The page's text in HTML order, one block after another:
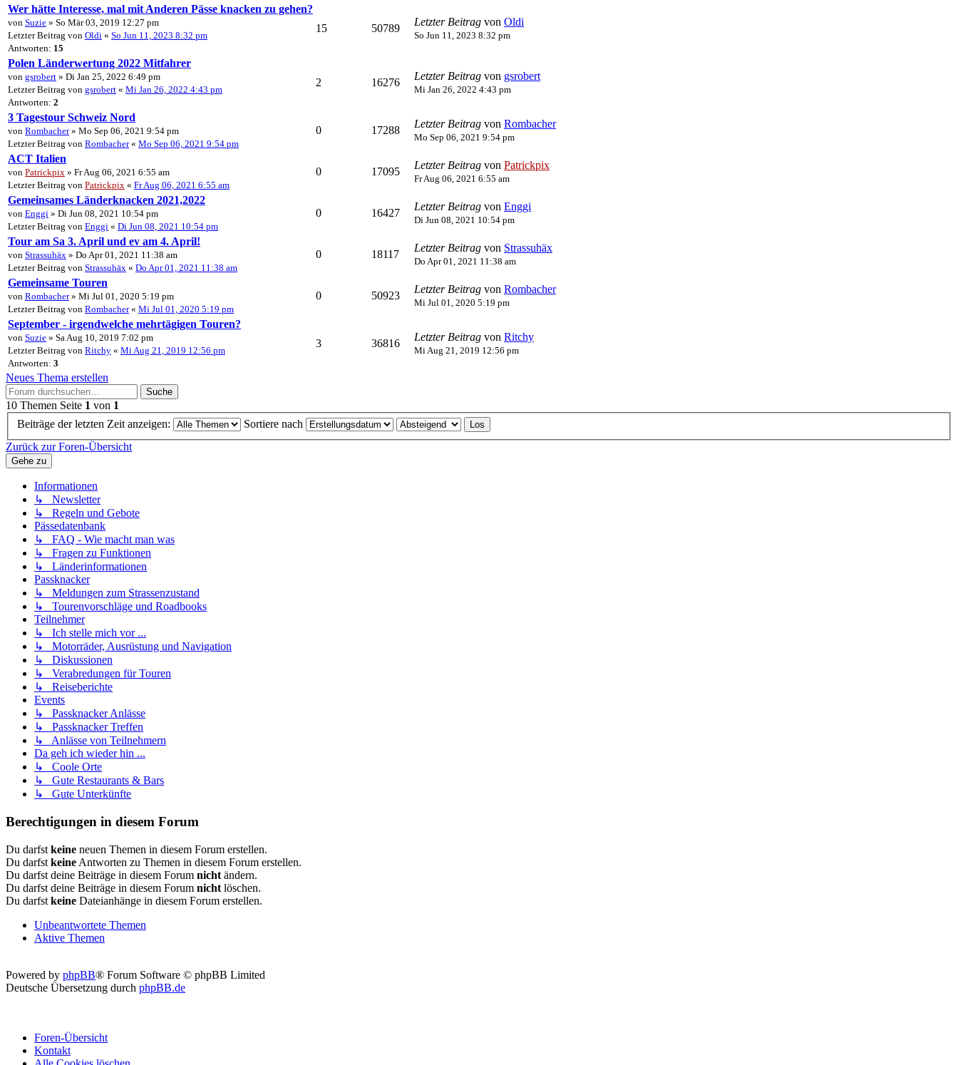
Wer hätte Interesse, mal mit Anderen Pässe knacken zu gehen?
von Suzie » So Mär 03, 2019 12:27 pm
Letzter Beitrag von Oldi « So Jun 11, 2023 8:32 pm
Antworten: 15
15 50789
Letzter Beitrag von Oldi
So Jun 11, 2023 8:32 pm
Polen Länderwertung 2022 Mitfahrer
von gsrobert » Di Jan 25, 2022 6:49 pm
Letzter Beitrag von gsrobert « Mi Jan 26, 2022 4:43 pm
Antworten: 2
2 16276
Letzter Beitrag von gsrobert
Mi Jan 26, 2022 4:43 pm
3 Tagestour Schweiz Nord
von Rombacher» Mo Sep 06, 2021 9:54 pm
Letzter Beitrag von Rombacher« Mo Sep 06, 2021 9:54 pm
0 17288
Letzter Beitrag von Rombacher
Mo Sep 06, 2021 9:54 pm
ACT Italien
von Patrickpix » Fr Aug 06, 2021 6:55 am
Letzter Beitrag von Patrickpix « Fr Aug 06, 2021 6:55 am
0 17095
Letzter Beitrag von Patrickpix
Fr Aug 06, 2021 6:55 am
Gemeinsames Länderknacken 2021,2022
von Enggi » Di Jun 08, 2021 10:54 pm
Letzter Beitrag von Enggi « Di Jun 08, 2021 10:54 pm
0 16427
Letzter Beitrag von Enggi
Di Jun 08, 2021 10:54 pm
Tour am Sa 3. April und ev am 4. April!
von Strassuhäx » Do Apr 01, 2021 11:38 am
Letzter Beitrag von Strassuhäx « Do Apr 01, 2021 11:38 am
0 18117
Letzter Beitrag von Strassuhäx
Do Apr 01, 2021 11:38 am
Gemeinsame Touren
von Rombacher» Mi Jul 01, 2020 5:19 pm
Letzter Beitrag von Rombacher« Mi Jul 01, 2020 5:19 pm
0 50923
Letzter Beitrag von Rombacher
Mi Jul 01, 2020 5:19 pm
September - irgendwelche mehrtägigen Touren?
von Suzie » Sa Aug 10, 2019 7:02 pm
Letzter Beitrag von Ritchy « Mi Aug 21, 2019 12:56 pm
Antworten: 3
3 36816
Letzter Beitrag von Ritchy
Mi Aug 21, 2019 12:56 pm
Neues Thema erstellen
Suche
10 Themen Seite 1 von 1
Beiträge der letzten Zeit anzeigen:
Sortiere nach
Zurück zur Foren-Übersicht
Gehe zu
Informationen
↳ Newsletter
↳ Regeln und Gebote
Pässedatenbank
↳ FAQ - Wie macht man was
↳ Fragen zu Funktionen
↳ Länderinformationen
Passknacker
↳ Meldungen zum Strassenzustand
↳ Tourenvorschläge und Roadbooks
Teilnehmer
↳ Ich stelle mich vor ...
↳ Motorräder, Ausrüstung und Navigation
↳ Diskussionen
↳ Verabredungen für Touren
↳ Reiseberichte
Events
↳ Passknacker Anlässe
↳ Passknacker Treffen
↳ Anlässe von Teilnehmern
Da geh ich wieder hin ...
↳ Coole Orte
↳ Gute Restaurants & Bars
↳ Gute Unterkünfte
Berechtigungen in diesem Forum
Du darfst keine neuen Themen in diesem Forum erstellen.
Du darfst keine Antworten zu Themen in diesem Forum erstellen.
Du darfst deine Beiträge in diesem Forum nicht ändern.
Du darfst deine Beiträge in diesem Forum nicht löschen.
Du darfst keine Dateianhänge in diesem Forum erstellen.
Unbeantwortete Themen
Aktive Themen
Powered by phpBB® Forum Software © phpBB Limited
Deutsche Übersetzung durch phpBB.de
Foren-Übersicht
Kontakt